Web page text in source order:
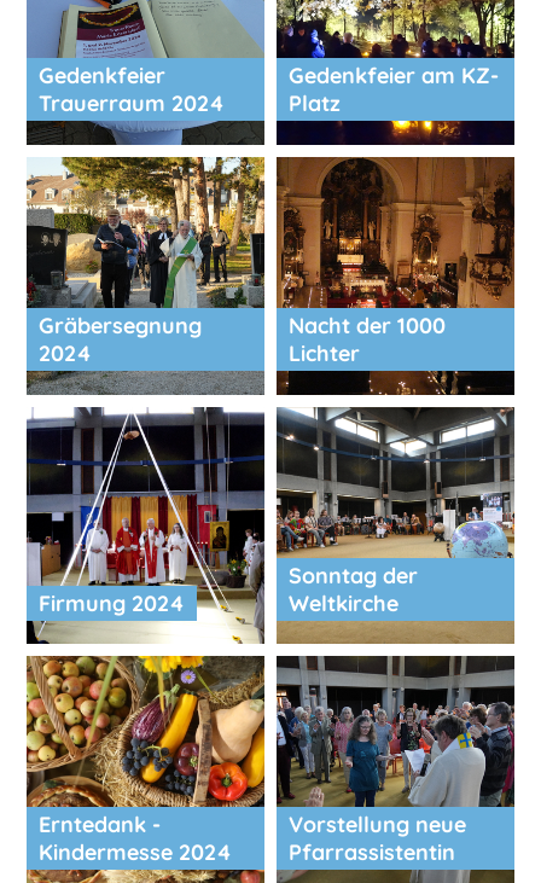
Gedenkfeier
Trauerraum 2024
Gedenkfeier am KZ-
Platz
Gräbersegnung
2024
Nacht der 1000
Lichter
Firmung 2024
Sonntag der
Weltkirche
Erntedank -
Kindermesse 2024
Vorstellung neue
Pfarrassistentin